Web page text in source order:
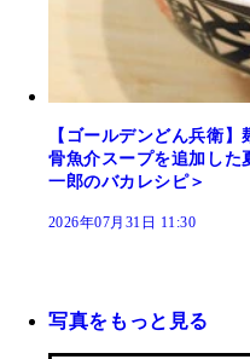
【ゴールデンどん兵衛
骨魚介スープを追加した
一郎のバカレシピ＞
2026年07月31日 11:30
写真をもっと見る